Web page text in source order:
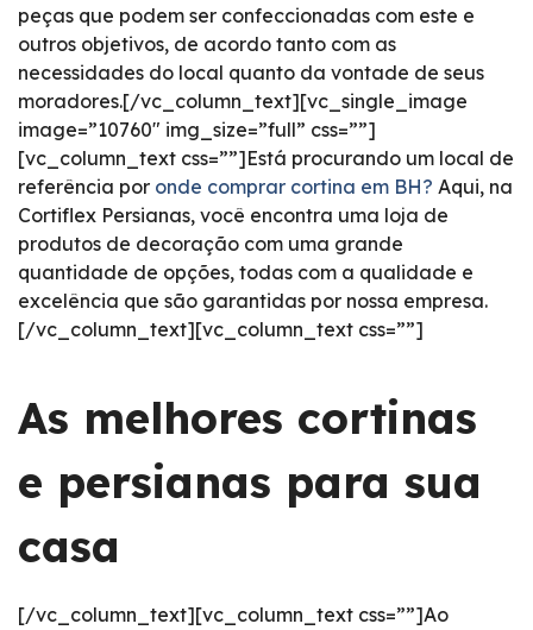
peças que podem ser confeccionadas com este e
outros objetivos, de acordo tanto com as
necessidades do local quanto da vontade de seus
moradores.[/vc_column_text][vc_single_image
image=”10760″ img_size=”full” css=””]
[vc_column_text css=””]Está procurando um local de
referência por onde comprar cortina em BH? Aqui, na
Cortiflex Persianas, você encontra uma loja de
produtos de decoração com uma grande
quantidade de opções, todas com a qualidade e
excelência que são garantidas por nossa empresa.
[/vc_column_text][vc_column_text css=””]
As melhores cortinas
e persianas para sua
casa
[/vc_column_text][vc_column_text css=””]Ao